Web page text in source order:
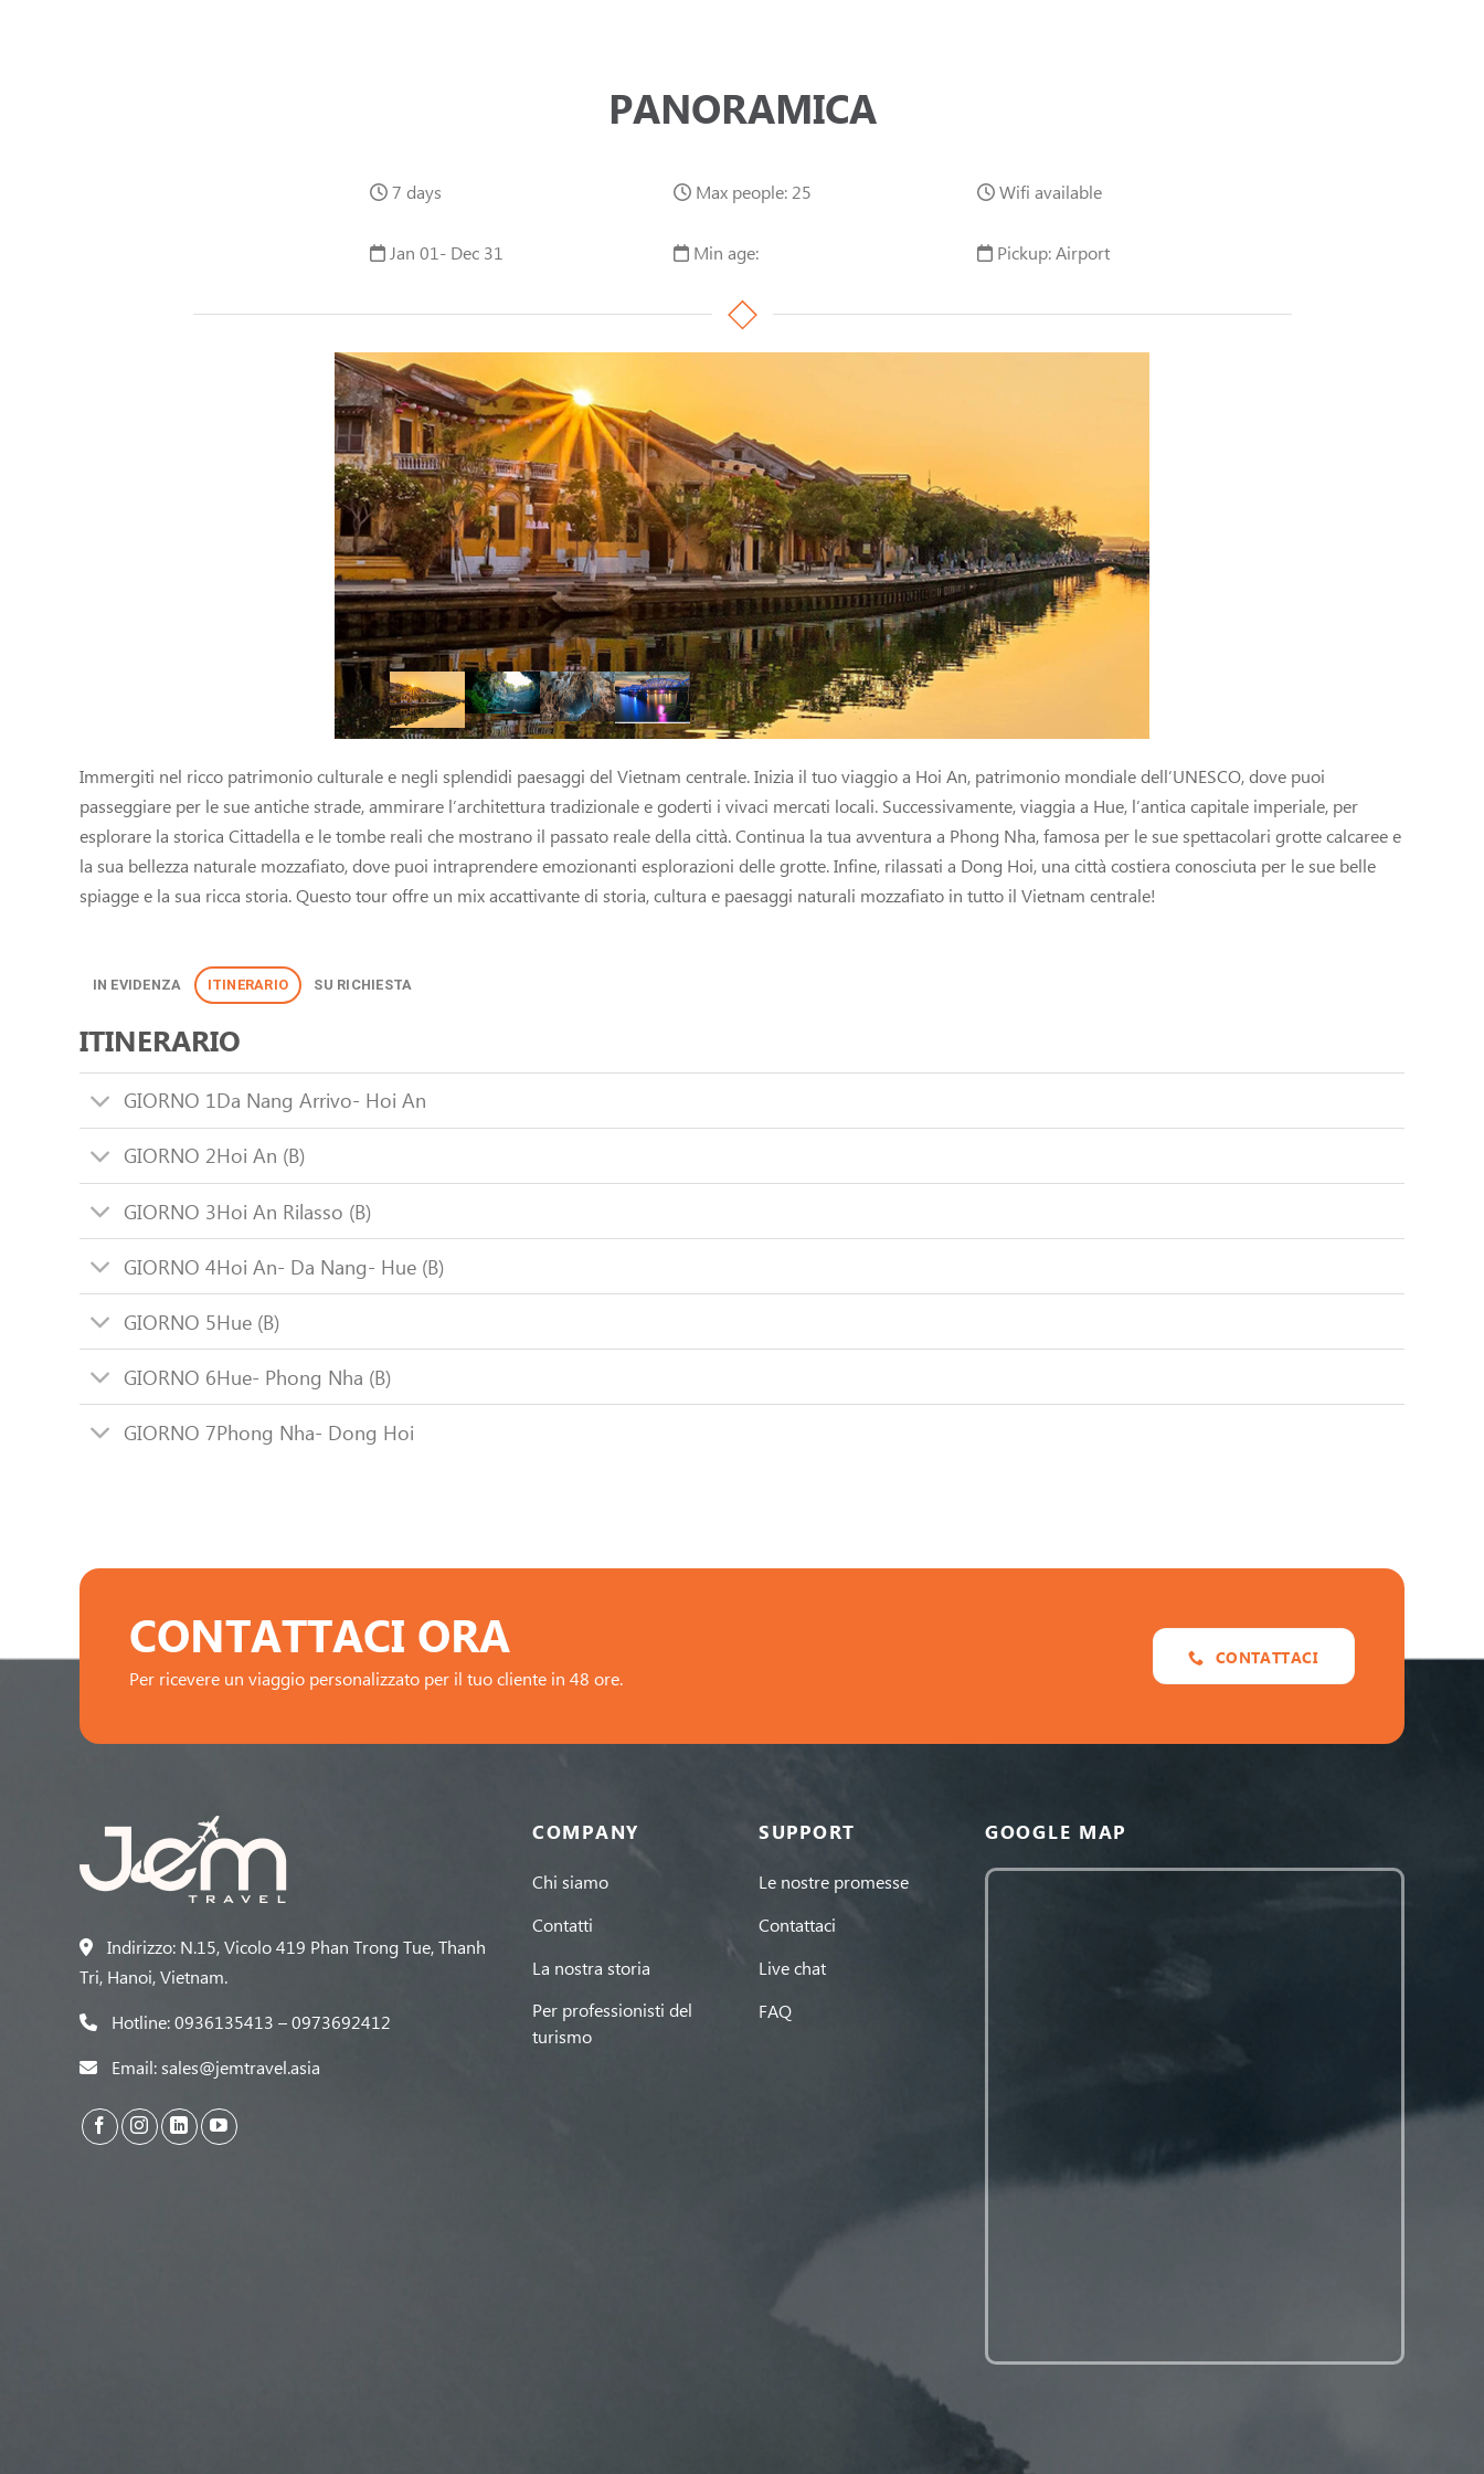
PANORAMICA
7 days Max people: 25 Wifi available
Jan 01- Dec 31 Min age: Pickup: Airport
Immergiti nel ricco patrimonio culturale e negli splendidi paesaggi del Vietnam centrale. Inizia il tuo viaggio a Hoi An, patrimonio mondiale dell’UNESCO, dove puoi
passeggiare per le sue antiche strade, ammirare l’architettura tradizionale e goderti i vivaci mercati locali. Successivamente, viaggia a Hue, l’antica capitale imperiale, per
esplorare la storica Cittadella e le tombe reali che mostrano il passato reale della città. Continua la tua avventura a Phong Nha, famosa per le sue spettacolari grotte calcaree e
la sua bellezza naturale mozzafiato, dove puoi intraprendere emozionanti esplorazioni delle grotte. Infine, rilassati a Dong Hoi, una città costiera conosciuta per le sue belle
spiagge e la sua ricca storia. Questo tour offre un mix accattivante di storia, cultura e paesaggi naturali mozzafiato in tutto il Vietnam centrale!
IN EVIDENZA ITINERARIO SU RICHIESTA
ITINERARIO
GIORNO 1Da Nang Arrivo- Hoi An
GIORNO 2Hoi An (B)
GIORNO 3Hoi An Rilasso (B)
GIORNO 4Hoi An- Da Nang- Hue (B)
GIORNO 5Hue (B)
GIORNO 6Hue- Phong Nha (B)
GIORNO 7Phong Nha- Dong Hoi
CONTATTACI ORA
Per ricevere un viaggio personalizzato per il tuo cliente in 48 ore.
CONTATTACI
Indirizzo: N.15, Vicolo 419 Phan Trong Tue, Thanh
Tri, Hanoi, Vietnam.
Hotline: 0936135413 – 0973692412
Email: sales@jemtravel.asia
COMPANY
Chi siamo
Contatti
La nostra storia
Per professionisti del
turismo
SUPPORT
Le nostre promesse
Contattaci
Live chat
FAQ
GOOGLE MAP